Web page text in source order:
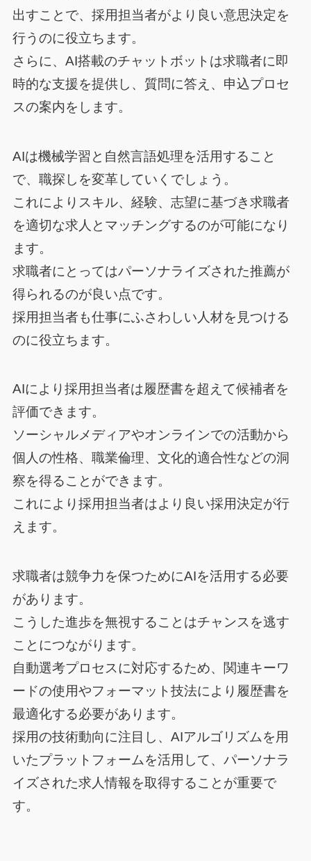
出すことで、採用担当者がより良い意思決定を
行うのに役立ちます。
さらに、AI搭載のチャットボットは求職者に即
時的な支援を提供し、質問に答え、申込プロセ
スの案内をします。
AIは機械学習と自然言語処理を活用すること
で、職探しを変革していくでしょう。
これによりスキル、経験、志望に基づき求職者
を適切な求人とマッチングするのが可能になり
ます。
求職者にとってはパーソナライズされた推薦が
得られるのが良い点です。
採用担当者も仕事にふさわしい人材を見つける
のに役立ちます。
AIにより採用担当者は履歴書を超えて候補者を
評価できます。
ソーシャルメディアやオンラインでの活動から
個人の性格、職業倫理、文化的適合性などの洞
察を得ることができます。
これにより採用担当者はより良い採用決定が行
えます。
求職者は競争力を保つためにAIを活用する必要
があります。
こうした進歩を無視することはチャンスを逃す
ことにつながります。
自動選考プロセスに対応するため、関連キーワ
ードの使用やフォーマット技法により履歴書を
最適化する必要があります。
採用の技術動向に注目し、AIアルゴリズムを用
いたプラットフォームを活用して、パーソナラ
イズされた求人情報を取得することが重要で
す。